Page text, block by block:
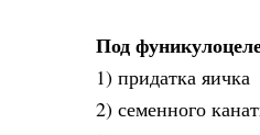
Под
1) придатка яичка
2) семенного